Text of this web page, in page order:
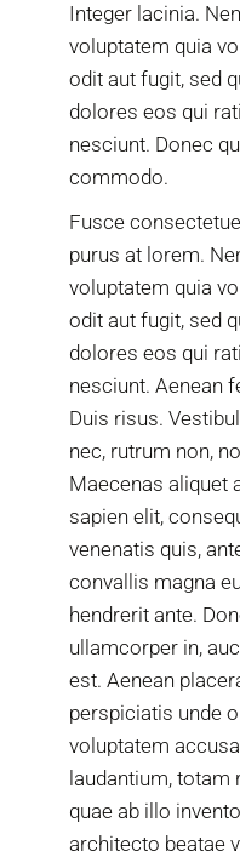
Integer lacinia.
voluptatem quia
odit aut fugit, sed
dolores eos qui
nesciunt. Donec
commodo.
Fusce
purus at lorem.
voluptatem quia
odit aut fugit, sed
dolores eos qui
nesciunt. Aenean
Duis risus.
nec, rutrum non,
Maecenas aliquet
sapien elit,
venenatis quis,
convallis magna
hendrerit ante.
ullamcorper in,
est. Aenean
perspiciatis unde
voluptatem
laudantium, totam
quae ab illo
architecto beatae